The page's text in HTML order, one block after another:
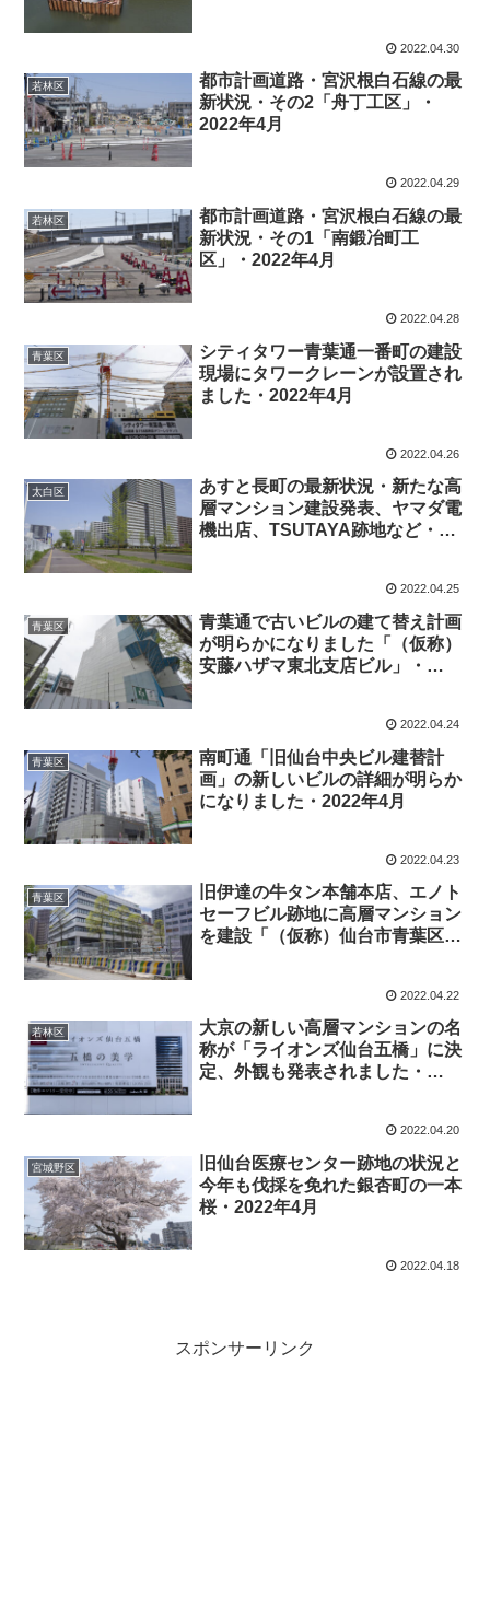
2022.04.30
若林区
都市計画道路・宮沢根白石線の最
新状況・その2「舟丁工区」・
2022年4月
2022.04.29
若林区
都市計画道路・宮沢根白石線の最
新状況・その1「南鍛冶町工
区」・2022年4月
2022.04.28
青葉区
シティタワー青葉通一番町の建設
現場にタワークレーンが設置され
ました・2022年4月
2022.04.26
太白区
あすと長町の最新状況・新たな高
層マンション建設発表、ヤマダ電
機出店、TSUTAYA跡地など・
2022.04.25
青葉区
青葉通で古いビルの建て替え計画
が明らかになりました「（仮称）
安藤ハザマ東北支店ビル」・
2022.04.24
青葉区
南町通「旧仙台中央ビル建替計
画」の新しいビルの詳細が明らか
になりました・2022年4月
2022.04.23
青葉区
旧伊達の牛タン本舗本店、エノト
セーフビル跡地に高層マンション
を建設「（仮称）仙台市青葉区中
2022.04.22
若林区
大京の新しい高層マンションの名
称が「ライオンズ仙台五橋」に決
定、外観も発表されました・
2022.04.20
宮城野区
旧仙台医療センター跡地の状況と
今年も伐採を免れた銀杏町の一本
桜・2022年4月
2022.04.18
スポンサーリンク